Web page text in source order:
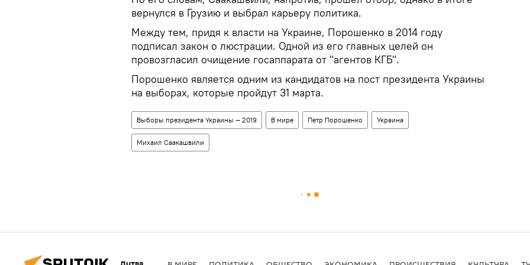
вернулся в Грузию и выбрал карьеру политика.
Между тем, придя к власти на Украине, Порошенко в 2014 году
подписал закон о люстрации. Одной из его главных целей он
провозгласил очищение госаппарата от "агентов КГБ".
Порошенко является одним из кандидатов на пост президента Украины
на выборах, которые пройдут 31 марта.
Выборы президента Украины — 2019 В мире Петр Порошенко Украина
Михаил Саакашвили